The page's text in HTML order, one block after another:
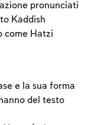
pronunciati
Kaddish
come Hatzi
e la sua forma
del testo